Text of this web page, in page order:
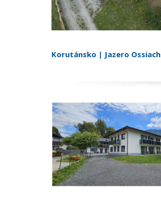
Korutánsko | Jazero Ossiach